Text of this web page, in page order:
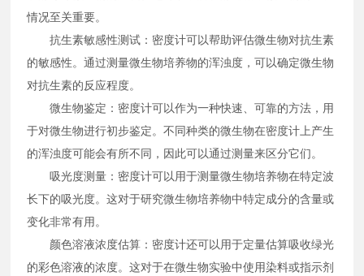
情况至关重要。
抗生素敏感性测试：密度计可以帮助评估微生物对抗生素
的敏感性。通过测量微生物培养物的浑浊度，可以确定微生物
对抗生素的反应程度。
微生物鉴定：密度计可以作为一种快速、可靠的方法，用
于对微生物进行初步鉴定。不同种类的微生物在密度计上产生
的浑浊度可能会有所不同，因此可以通过测量来区分它们。
吸光度测量：密度计可以用于测量微生物培养物在特定波
长下的吸光度。这对于研究微生物培养物中特定成分的含量或
变化非常有用。
颜色溶液浓度估算：密度计还可以用于定量估算吸收绿光
的彩色溶液的浓度。这对于在微生物实验中使用染料或指示剂